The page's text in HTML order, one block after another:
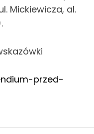
Mickiewicza, al.
przed-